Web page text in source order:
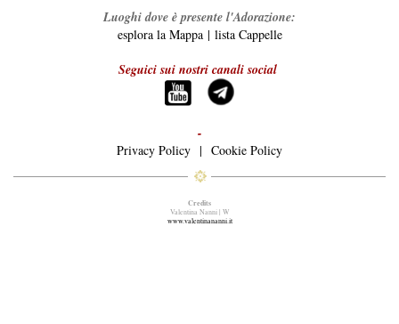
Luoghi dove è presente l'Adorazione:
esplora la Mappa| lista Cappelle
Seguici sui nostri canali social
-
Privacy Policy | Cookie Policy
Credits
Valentina Nanni | W
www.valentinananni.it